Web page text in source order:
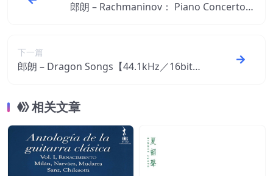
郎朗 – Rachmaninov： Piano Concerto N
x066rwc意大利区
下一篇
郎朗 – Dragon Songs【44.1kHz／16bit】
相关文章